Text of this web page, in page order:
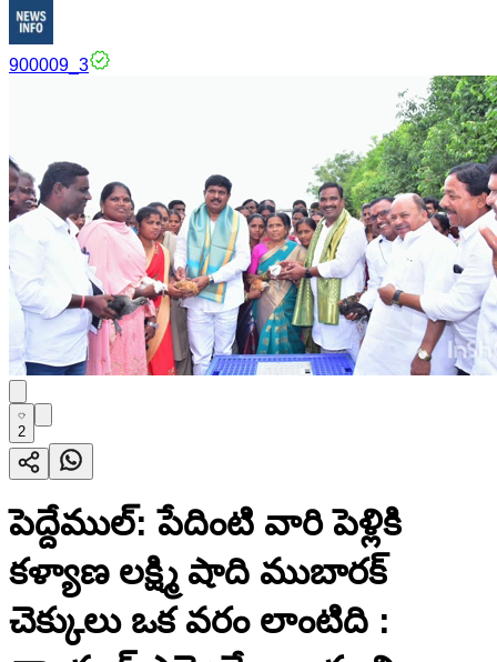
900009_3
2
పెద్దేముల్: పేదింటి వారి పెళ్లికి
కళ్యాణ లక్ష్మి షాది ముబారక్
చెక్కులు ఒక వరం లాంటిది :